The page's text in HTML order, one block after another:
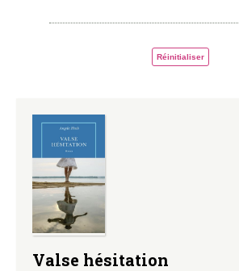
Réinitialiser
Valse hésitation